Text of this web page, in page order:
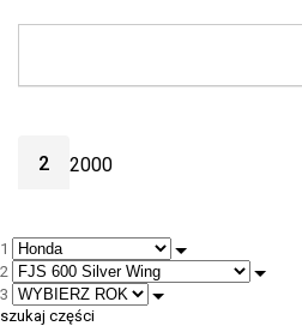
1
2
3
szukaj części
2 2000
2004